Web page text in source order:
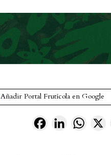
Añadir Portal Frutícola en Google
FacebookLinkedIn